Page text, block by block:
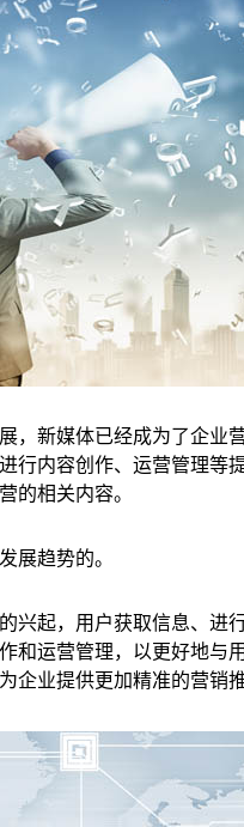
，新媒体已经成为了企业
行内容创作、运营管理等
的相关内容。
展趋势的。
兴起，用户获取信息、进
和运营管理，以更好地与
企业提供更加精准的营销推